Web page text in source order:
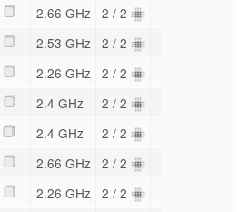
2.66 GHz 2 / 2
2.53 GHz 2 / 2
2.26 GHz 2 / 2
2.4 GHz 2 / 2
2.4 GHz 2 / 2
2.66 GHz 2 / 2
2.26 GHz 2 / 2